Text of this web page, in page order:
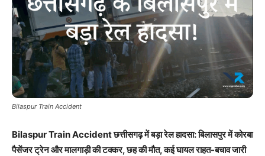
Bilaspur Train Accident
Bilaspur Train Accident छत्तीसगढ़ में बड़ा रेल हादसा: बिलासपुर में कोरबा
पैसेंजर ट्रेन और मालगाड़ी की टक्कर, छह की मौत, कई घायल राहत-बचाव जारी